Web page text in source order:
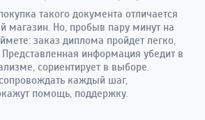
такого документа отличается
магазин. Но, пробыв пару минут на
заказ диплома пройдет легко,
информация убедит в
сориентирует в выборе.
каждый шаг,
помощь, поддержку.